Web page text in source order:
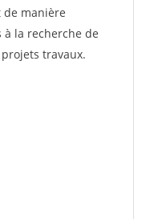
manière
la recherche de
travaux.